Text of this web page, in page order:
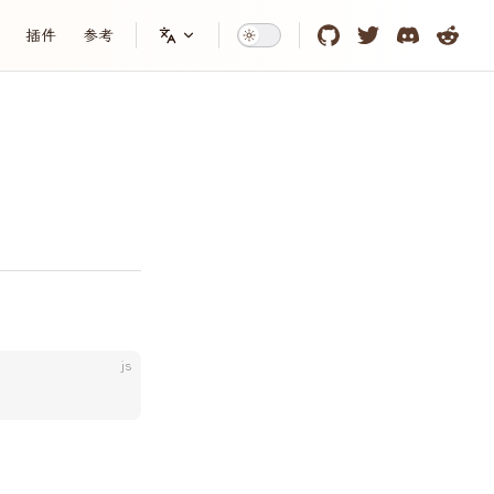
插件 参考
js